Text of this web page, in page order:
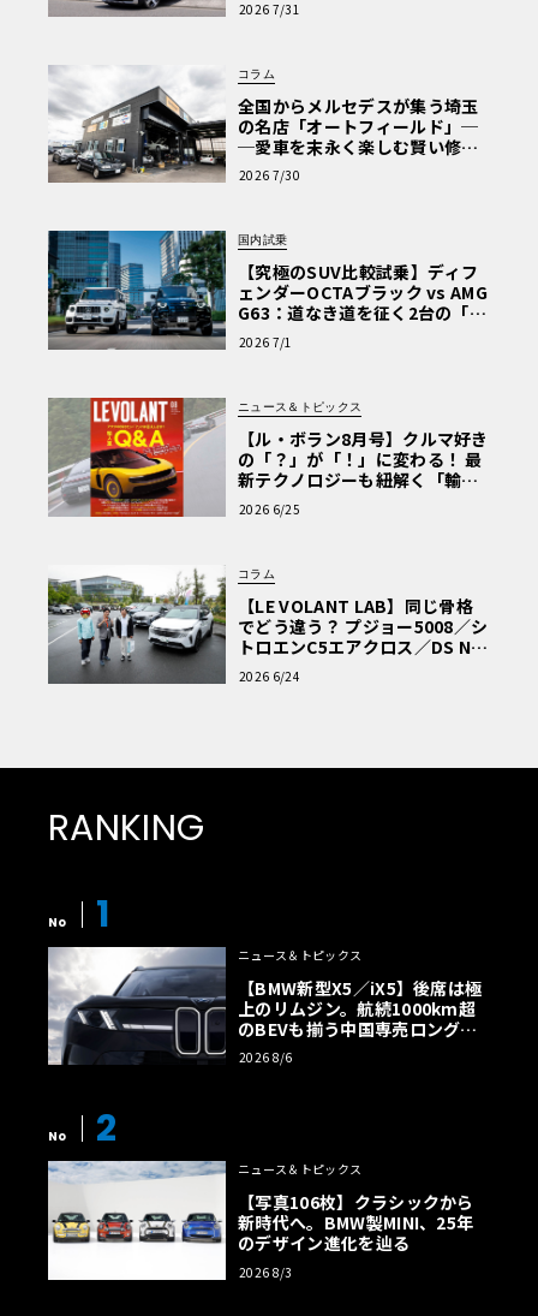
Why? Hyundai?】〈PR〉
2026 7/31
コラム
全国からメルセデスが集う埼玉
の名店「オートフィールド」─
─愛車を末永く楽しむ賢い修理
術と、プロがフックス製オイル
を選ぶ理由〈PR〉
2026 7/30
国内試乗
【究極のSUV比較試乗】ディフ
ェンダーOCTAブラック vs AMG
G63：道なき道を征く2台の「対
極的アプローチ」
2026 7/1
ニュース＆トピックス
【ル・ボラン8月号】クルマ好き
の「？」が「！」に変わる！ 最
新テクノロジーも紐解く「輸入
車Q&A」
2026 6/25
コラム
【LE VOLANT LAB】同じ骨格
でどう違う？ プジョー5008／シ
トロエンC5エアクロス／DS Nº4
読者一気乗りレポート
2026 6/24
RANKING
No 1
ニュース＆トピックス
【BMW新型X5／iX5】後席は極
上のリムジン。航続1000km超
のBEVも揃う中国専売ロング仕
様の全貌
2026 8/6
No 2
ニュース＆トピックス
【写真106枚】クラシックから
新時代へ。BMW製MINI、25年
のデザイン進化を辿る
2026 8/3